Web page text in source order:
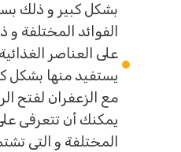
بشكل كبير و ذلك
الفوائد المختلفة
على العناصر
يستفيد منها بشكل
مع الزعفران لفتح
يمكنك أن تتعرفى
المختلفة و التى